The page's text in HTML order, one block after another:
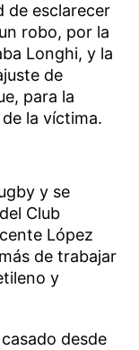
de esclarecer
robo, por la
Longhi, y la
de
para la
la víctima.
y se
Club
López
de trabajar
y
desde